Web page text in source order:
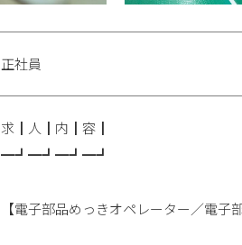
正社員
求┃人┃内┃容┃
━┛━┛━┛━┛
【電子部品めっきオペレーター／電